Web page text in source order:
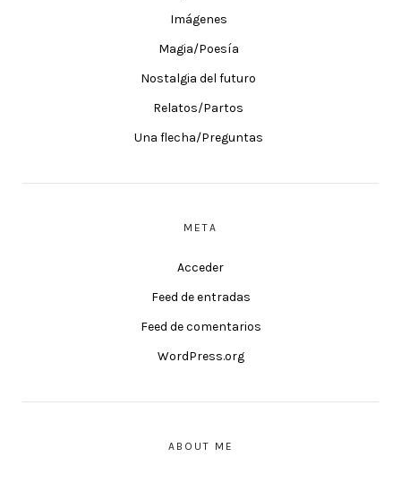
Imágenes
Magia/Poesía
Nostalgia del futuro
Relatos/Partos
Una flecha/Preguntas
META
Acceder
Feed de entradas
Feed de comentarios
WordPress.org
ABOUT ME